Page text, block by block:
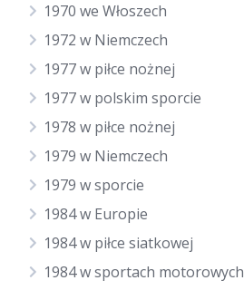
1970 we Włoszech
1972 w Niemczech
1977 w piłce nożnej
1977 w polskim sporcie
1978 w piłce nożnej
1979 w Niemczech
1979 w sporcie
1984 w Europie
1984 w piłce siatkowej
1984 w sportach motorowych